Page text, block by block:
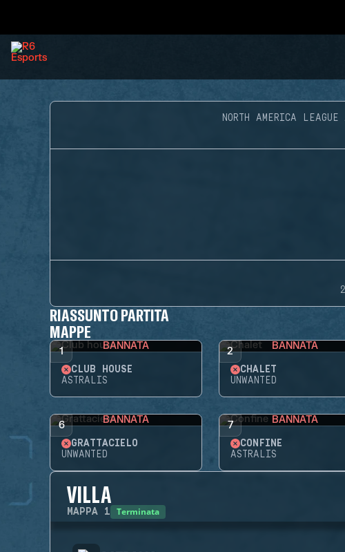
NORTH AMERICA LEAGUE
RIASSUNTO PARTITA
MAPPE
1 BANNATA
CLUB HOUSE
ASTRALIS
2 BANNATA
CHALET
UNWANTED
6 BANNATA
GRATTACIELO
UNWANTED
7 BANNATA
CONFINE
ASTRALIS
VILLA
MAPPA 1 Terminata